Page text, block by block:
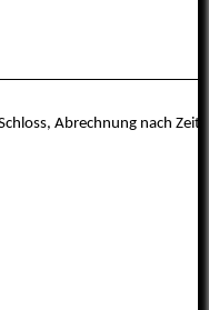
Abrechnung nach Zeit